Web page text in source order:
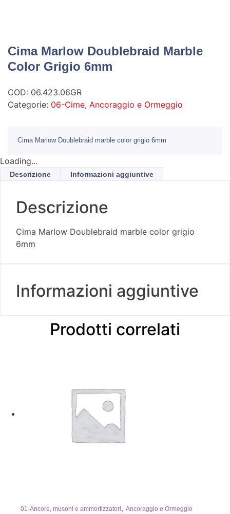
Cima Marlow Doublebraid Marble
Color Grigio 6mm
COD: 06.423.06GR
Categorie: 06-Cime, Ancoraggio e Ormeggio
Cima Marlow Doublebraid marble color grigio 6mm
Loading...
Descrizione Informazioni aggiuntive
Descrizione
Cima Marlow Doublebraid marble color grigio
6mm
Informazioni aggiuntive
Prodotti correlati
01-Ancore, musoni e ammortizzatori, Ancoraggio e Ormeggio